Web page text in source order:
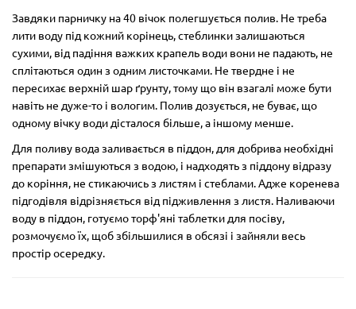
Завдяки парничку на 40 вічок полегшується полив. Не треба
лити воду під кожний корінець, стеблинки залишаються
сухими, від падіння важких крапель води вони не падають, не
сплітаються один з одним листочками. Не твердне і не
пересихає верхній шар ґрунту, тому що він взагалі може бути
навіть не дуже-то і вологим. Полив дозується, не буває, що
одному вічку води дісталося більше, а іншому менше.
Для поливу вода заливається в піддон, для добрива необхідні
препарати змішуються з водою, і надходять з піддону відразу
до коріння, не стикаючись з листям і стеблами. Адже коренева
підгодівля відрізняється від підживлення з листя. Наливаючи
воду в піддон, готуємо торф'яні таблетки для посіву,
розмочуємо їх, щоб збільшилися в обсязі і зайняли весь
простір осередку.